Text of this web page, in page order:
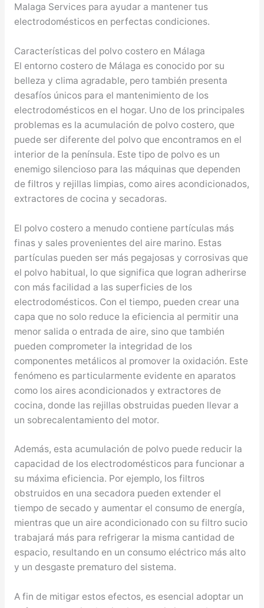
Malaga Services para ayudar a mantener tus
electrodomésticos en perfectas condiciones.
Características del polvo costero en Málaga
El entorno costero de Málaga es conocido por su
belleza y clima agradable, pero también presenta
desafíos únicos para el mantenimiento de los
electrodomésticos en el hogar. Uno de los principales
problemas es la acumulación de polvo costero, que
puede ser diferente del polvo que encontramos en el
interior de la península. Este tipo de polvo es un
enemigo silencioso para las máquinas que dependen
de filtros y rejillas limpias, como aires acondicionados,
extractores de cocina y secadoras.
El polvo costero a menudo contiene partículas más
finas y sales provenientes del aire marino. Estas
partículas pueden ser más pegajosas y corrosivas que
el polvo habitual, lo que significa que logran adherirse
con más facilidad a las superficies de los
electrodomésticos. Con el tiempo, pueden crear una
capa que no solo reduce la eficiencia al permitir una
menor salida o entrada de aire, sino que también
pueden comprometer la integridad de los
componentes metálicos al promover la oxidación. Este
fenómeno es particularmente evidente en aparatos
como los aires acondicionados y extractores de
cocina, donde las rejillas obstruidas pueden llevar a
un sobrecalentamiento del motor.
Además, esta acumulación de polvo puede reducir la
capacidad de los electrodomésticos para funcionar a
su máxima eficiencia. Por ejemplo, los filtros
obstruidos en una secadora pueden extender el
tiempo de secado y aumentar el consumo de energía,
mientras que un aire acondicionado con su filtro sucio
trabajará más para refrigerar la misma cantidad de
espacio, resultando en un consumo eléctrico más alto
y un desgaste prematuro del sistema.
A fin de mitigar estos efectos, es esencial adoptar un